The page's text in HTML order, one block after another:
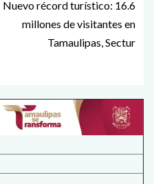
Nuevo récord turístico: 16.6
millones de visitantes en
Tamaulipas, Sectur